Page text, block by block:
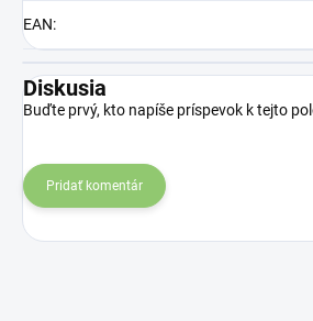
EAN:
Diskusia
Buďte prvý, kto napíše príspevok k tejto
Pridať komentár